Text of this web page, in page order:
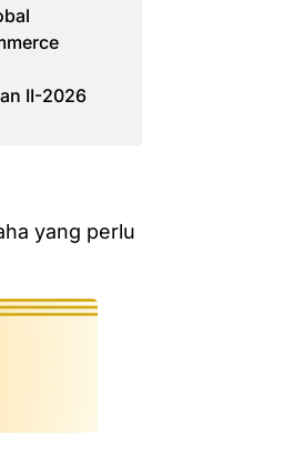
II-2026
yang perlu